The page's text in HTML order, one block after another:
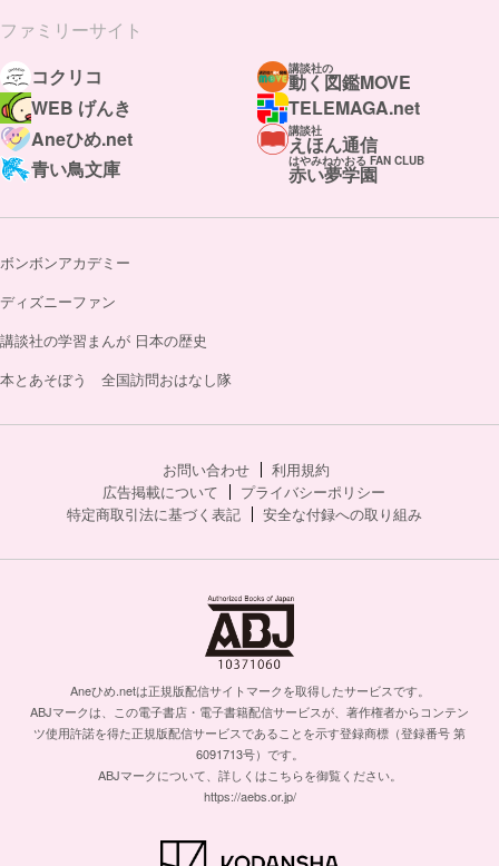
ファミリーサイト
コクリコ
講談社の
動く図鑑MOVE
WEB げんき
TELEMAGA.net
Aneひめ.net
講談社
えほん通信
青い鳥文庫
はやみねかおる FAN CLUB
赤い夢学園
ボンボンアカデミー
ディズニーファン
講談社の学習まんが 日本の歴史
本とあそぼう 全国訪問おはなし隊
お問い合わせ
利用規約
広告掲載について
プライバシーポリシー
特定商取引法に基づく表記
安全な付録への取り組み
Aneひめ.netは正規版配信サイトマークを取得したサービスです。
ABJマークは、この電子書店・電子書籍配信サービスが、著作権者からコンテン
ツ使用許諾を得た正規版配信サービスであることを示す登録商標（登録番号 第
6091713号）です。
ABJマークについて、詳しくはこちらを御覧ください。
https://aebs.or.jp/